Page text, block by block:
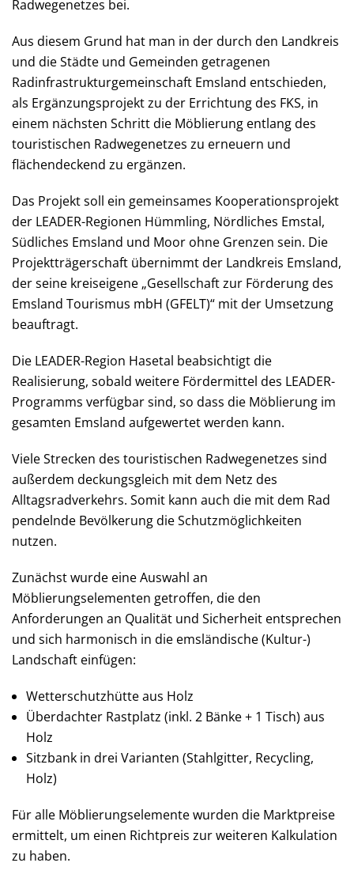
Radwegenetzes bei.
Aus diesem Grund hat man in der durch den Landkreis
und die Städte und Gemeinden getragenen
Radinfrastrukturgemeinschaft Emsland entschieden,
als Ergänzungsprojekt zu der Errichtung des FKS, in
einem nächsten Schritt die Möblierung entlang des
touristischen Radwegenetzes zu erneuern und
flächendeckend zu ergänzen.
Das Projekt soll ein gemeinsames Kooperationsprojekt
der LEADER-Regionen Hümmling, Nördliches Emstal,
Südliches Emsland und Moor ohne Grenzen sein. Die
Projektträgerschaft übernimmt der Landkreis Emsland,
der seine kreiseigene „Gesellschaft zur Förderung des
Emsland Tourismus mbH (GFELT)“ mit der Umsetzung
beauftragt.
Die LEADER-Region Hasetal beabsichtigt die
Realisierung, sobald weitere Fördermittel des LEADER-
Programms verfügbar sind, so dass die Möblierung im
gesamten Emsland aufgewertet werden kann.
Viele Strecken des touristischen Radwegenetzes sind
außerdem deckungsgleich mit dem Netz des
Alltagsradverkehrs. Somit kann auch die mit dem Rad
pendelnde Bevölkerung die Schutzmöglichkeiten
nutzen.
Zunächst wurde eine Auswahl an
Möblierungselementen getroffen, die den
Anforderungen an Qualität und Sicherheit entsprechen
und sich harmonisch in die emsländische (Kultur-)
Landschaft einfügen:
Wetterschutzhütte aus Holz
Überdachter Rastplatz (inkl. 2 Bänke + 1 Tisch) aus
Holz
Sitzbank in drei Varianten (Stahlgitter, Recycling,
Holz)
Für alle Möblierungselemente wurden die Marktpreise
ermittelt, um einen Richtpreis zur weiteren Kalkulation
zu haben.